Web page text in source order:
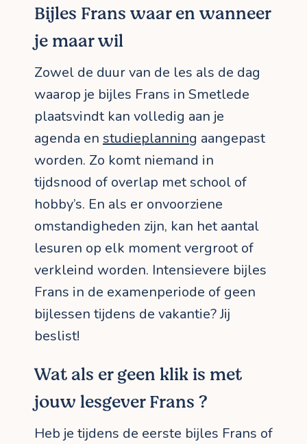
Bijles Frans waar en wanneer
je maar wil
Zowel de duur van de les als de dag
waarop je bijles Frans in Smetlede
plaatsvindt kan volledig aan je
agenda en studieplanning aangepast
worden. Zo komt niemand in
tijdsnood of overlap met school of
hobby’s. En als er onvoorziene
omstandigheden zijn, kan het aantal
lesuren op elk moment vergroot of
verkleind worden. Intensievere bijles
Frans in de examenperiode of geen
bijlessen tijdens de vakantie? Jij
beslist!
Wat als er geen klik is met
jouw lesgever Frans ?
Heb je tijdens de eerste bijles Frans of